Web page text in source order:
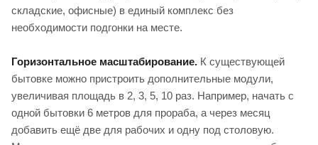
складские, офисные) в единый комплекс без
необходимости подгонки на месте.
Горизонтальное масштабирование. К существующей
бытовке можно пристроить дополнительные модули,
увеличивая площадь в 2, 3, 5, 10 раз. Например, начать с
одной бытовки 6 метров для прораба, а через месяц
добавить ещё две для рабочих и одну под столовую.